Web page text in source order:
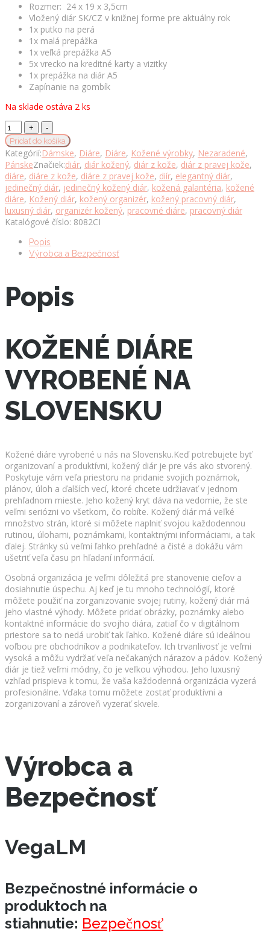
Rozmer: 24 x 19 x 3,5cm
Vložený diár SK/CZ v knižnej forme pre aktuálny rok
1x putko na perá
1x malá prepážka
1x veľká prepážka A5
5x vrecko na kreditné karty a vizitky
1x prepážka na diár A5
Zapínanie na gombík
Na sklade ostáva 2 ks
Pracovný
kožený
diár
č.8082
v
čiernej
farbe
množstvo
Pridať do košíka
Kategórií:Dámske, Diáre, Diáre, Kožené výrobky, Nezaradené,
PánskeZnačiek:diár, diár kožený, diár z kože, diár z pravej kože,
diáre, diáre z kože, diáre z pravej kože, diír, elegantný diár,
jedinečný diár, jedinečný kožený diár, kožená galantéria, kožené
diáre, Kožený diár, kožený organizér, kožený pracovný diár,
luxusný diár, organizér kožený, pracovné diáre, pracovný diár
Katalógové číslo: 8082CI
Popis
Výrobca a Bezpečnosť
Popis
KOŽENÉ DIÁRE
VYROBENÉ NA
SLOVENSKU
Kožené diáre vyrobené u nás na Slovensku.Keď potrebujete byť
organizovaní a produktívni, kožený diár je pre vás ako stvorený.
Poskytuje vám veľa priestoru na pridanie svojich poznámok,
plánov, úloh a ďalších vecí, ktoré chcete udržiavať v jednom
prehľadnom mieste. Jeho kožený kryt dáva na vedomie, že ste
veľmi seriózni vo všetkom, čo robíte. Kožený diár má veľké
množstvo strán, ktoré si môžete naplniť svojou každodennou
rutinou, úlohami, poznámkami, kontaktnými informáciami, a tak
ďalej. Stránky sú veľmi ľahko prehľadné a čisté a dokážu vám
ušetriť veľa času pri hľadaní informácií.
Osobná organizácia je veľmi dôležitá pre stanovenie cieľov a
dosiahnutie úspechu. Aj keď je tu mnoho technológií, ktoré
môžete použiť na zorganizovanie svojej rutiny, kožený diár má
jeho vlastné výhody. Môžete pridať obrázky, poznámky alebo
kontaktné informácie do svojho diára, zatiaľ čo v digitálnom
priestore sa to nedá urobiť tak ľahko. Kožené diáre sú ideálnou
voľbou pre obchodníkov a podnikateľov. Ich trvanlivosť je veľmi
vysoká a môžu vydržať veľa nečakaných nárazov a pádov. Kožený
diár je tiež veľmi módny, čo je veľkou výhodou. Jeho luxusný
vzhľad prispieva k tomu, že vaša každodenná organizácia vyzerá
profesionálne. Vďaka tomu môžete zostať produktívni a
zorganizovaní a zároveň vyzerať skvele.
Výrobca a
Bezpečnosť
VegaLM
Bezpečnostné informácie o
produktoch na
stiahnutie: Bezpečnosť